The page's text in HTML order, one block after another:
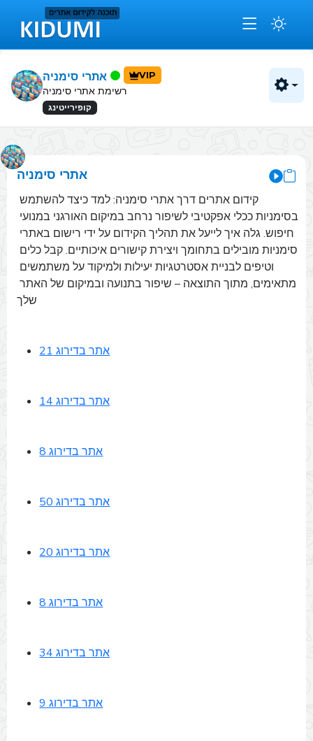
VIP
רשימת אתרי סימניה
קופירייטינג
אתרי סימניה
קידום אתרים דרך אתרי סימניה: למד כיצד להשתמש
מתאימים, מתוך התוצאה – שיפור בתנועה ובמיקום של האתר
אתר בדירוג 21
אתר בדירוג 14
אתר בדירוג 8
אתר בדירוג 50
אתר בדירוג 20
אתר בדירוג 8
אתר בדירוג 34
אתר בדירוג 9